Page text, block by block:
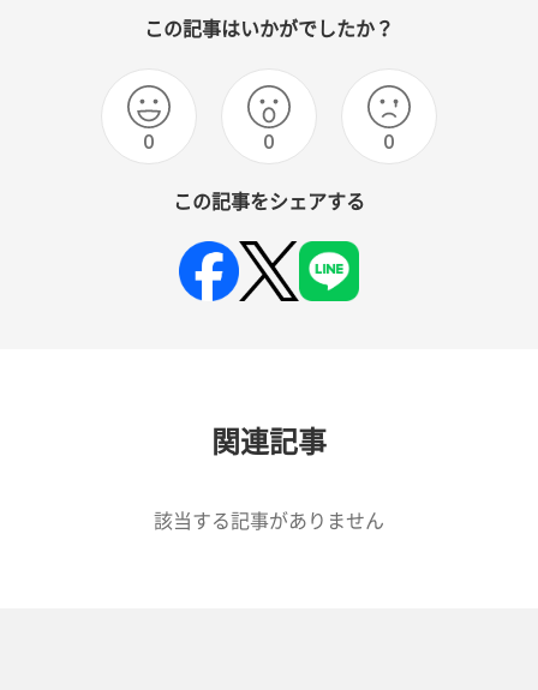
この記事はいかがでしたか？
0 0 0
この記事をシェアする
関連記事
該当する記事がありません